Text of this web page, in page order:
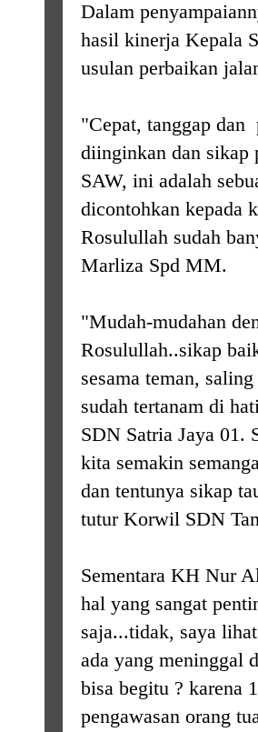
Dalam
hasil kinerja Kepala
usulan perbaikan
"Cepat, tanggap
diinginkan dan sikap
SAW, ini adalah
dicontohkan kepada
Rosulullah sudah
Marliza Spd MM.
"Mudah-mudahan
Rosulullah..sikap
sesama teman,
sudah tertanam di
SDN Satria Jaya 01.
kita semakin
dan tentunya sikap
tutur Korwil SDN
Sementara KH Nur
hal yang sangat
saja...tidak, saya
ada yang meninggal
bisa begitu ? karena
pengawasan orang